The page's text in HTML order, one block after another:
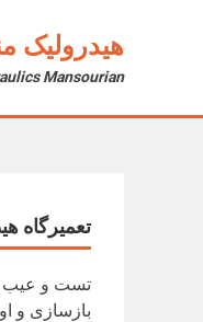
هیدرولیک
Mansourian
تعمیرگاه
تست و عیب
بازسازی و